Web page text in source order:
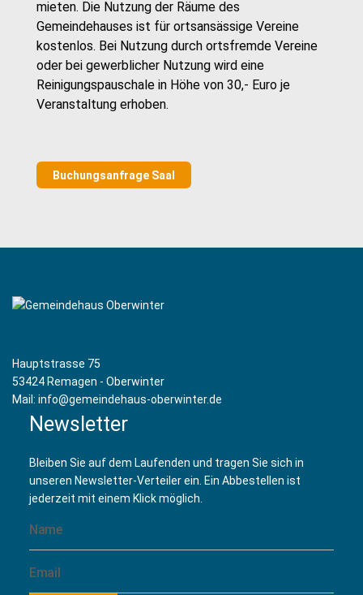
mieten. Die Nutzung der Räume des
Gemeindehauses ist für ortsansässige Vereine
kostenlos. Bei Nutzung durch ortsfremde Vereine
oder bei gewerblicher Nutzung wird eine
Reinigungspauschale in Höhe von 30,- Euro je
Veranstaltung erhoben.
Buchungsanfrage Saal
Hauptstrasse 75
53424 Remagen - Oberwinter
Mail: info@gemeindehaus-oberwinter.de
Newsletter
Bleiben Sie auf dem Laufenden und tragen Sie sich in
unseren Newsletter-Verteiler ein. Ein Abbestellen ist
jederzeit mit einem Klick möglich.